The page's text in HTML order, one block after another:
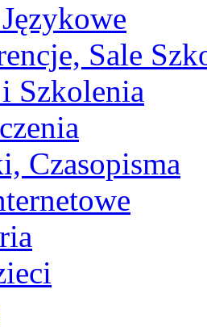
Sale
Szkolenia
Czasopisma